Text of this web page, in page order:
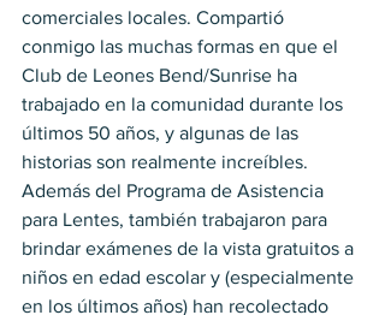
comerciales locales. Compartió
conmigo las muchas formas en que el
Club de Leones Bend/Sunrise ha
trabajado en la comunidad durante los
últimos 50 años, y algunas de las
historias son realmente increíbles.
Además del Programa de Asistencia
para Lentes, también trabajaron para
brindar exámenes de la vista gratuitos a
niños en edad escolar y (especialmente
en los últimos años) han recolectado